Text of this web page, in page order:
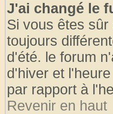
J'ai changé le
Si vous êtes
toujours
d'été. le forum
d'hiver et
par rapport à
Revenir en haut